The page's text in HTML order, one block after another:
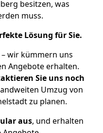
besitzen, was
muss.
Lösung für Sie.
– wir kümmern uns
Angebote erhalten.
Sie uns noch
Umzug von
zu planen.
aus, und erhalten